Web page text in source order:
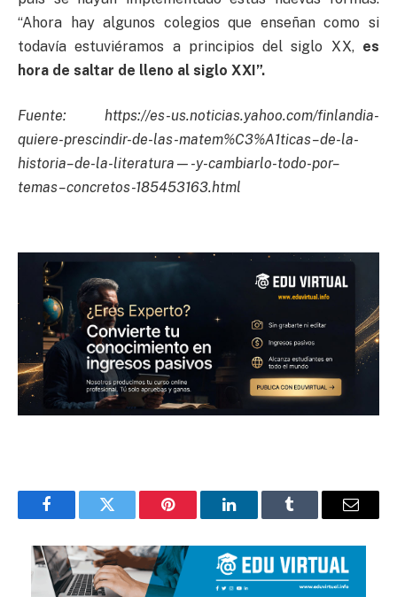
“Ahora hay algunos colegios que enseñan como si
todavía estuviéramos a principios del siglo XX, es
hora de saltar de lleno al siglo XXI”.
Fuente: https://es-us.noticias.yahoo.com/finlandia-
quiere-prescindir-de-las-matem%C3%A1ticas–de-la-
historia–de-la-literatura—-y-cambiarlo-todo-por–
temas–concretos-185453163.html
FacebookTwitter Pinterest LinkedInTumblr Email